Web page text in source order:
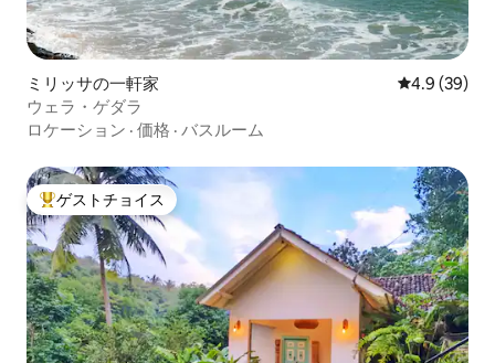
ミリッサの一軒家 レビュー39
4.9 (39)
ウェラ・ゲダラ
ロケーション · 価格 · バスルーム
大好評のゲストチョイスです。
ゲストチョイス